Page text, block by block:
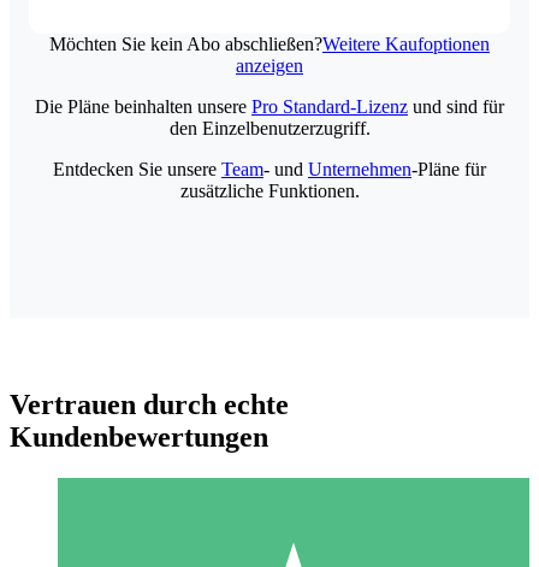
Möchten Sie kein Abo abschließen?Weitere Kaufoptionen
anzeigen
Die Pläne beinhalten unsere Pro Standard-Lizenz und sind für
den Einzelbenutzerzugriff.
Entdecken Sie unsere Team- und Unternehmen-Pläne für
zusätzliche Funktionen.
Vertrauen durch echte
Kundenbewertungen